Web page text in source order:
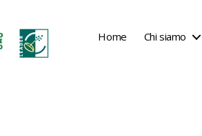
Home Chi siamo